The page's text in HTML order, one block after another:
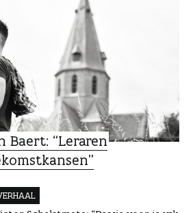
Baert: “Leraren